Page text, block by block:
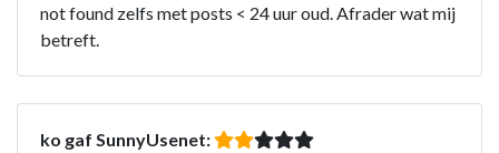
not found zelfs met posts < 24 uur oud. Afrader wat mij
betreft.
ko gaf SunnyUsenet: